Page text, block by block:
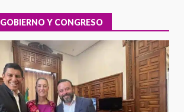
integral de las instalaciones de la
Escuela Secundaria General
Moisés Sáenz Garza
5 agosto 2026
Ciudad Salud: justicia social para
Oaxaca
5 agosto 2026
GOBIERNO Y CONGRESO